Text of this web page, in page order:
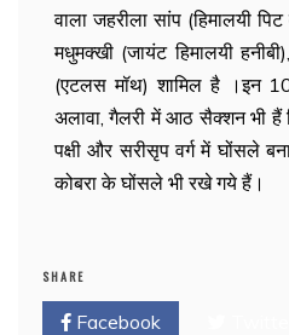
वाला जहरीला सांप (हिमालयी
मधुमक्खी (जायंट हिमालयी
(एटलस मॉथ) शामिल है ।इन
अलावा, गैलरी में आठ सैक्शन भी
पक्षी और सरीसृप वर्ग में घोंसले
कोबरा के घोंसले भी रखे गये हैं।
SHARE
Facebook